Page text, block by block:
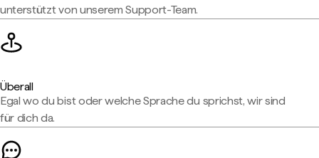
unterstützt von unserem Support-Team.
Überall
Egal wo du bist oder welche Sprache du sprichst, wir sind
für dich da.